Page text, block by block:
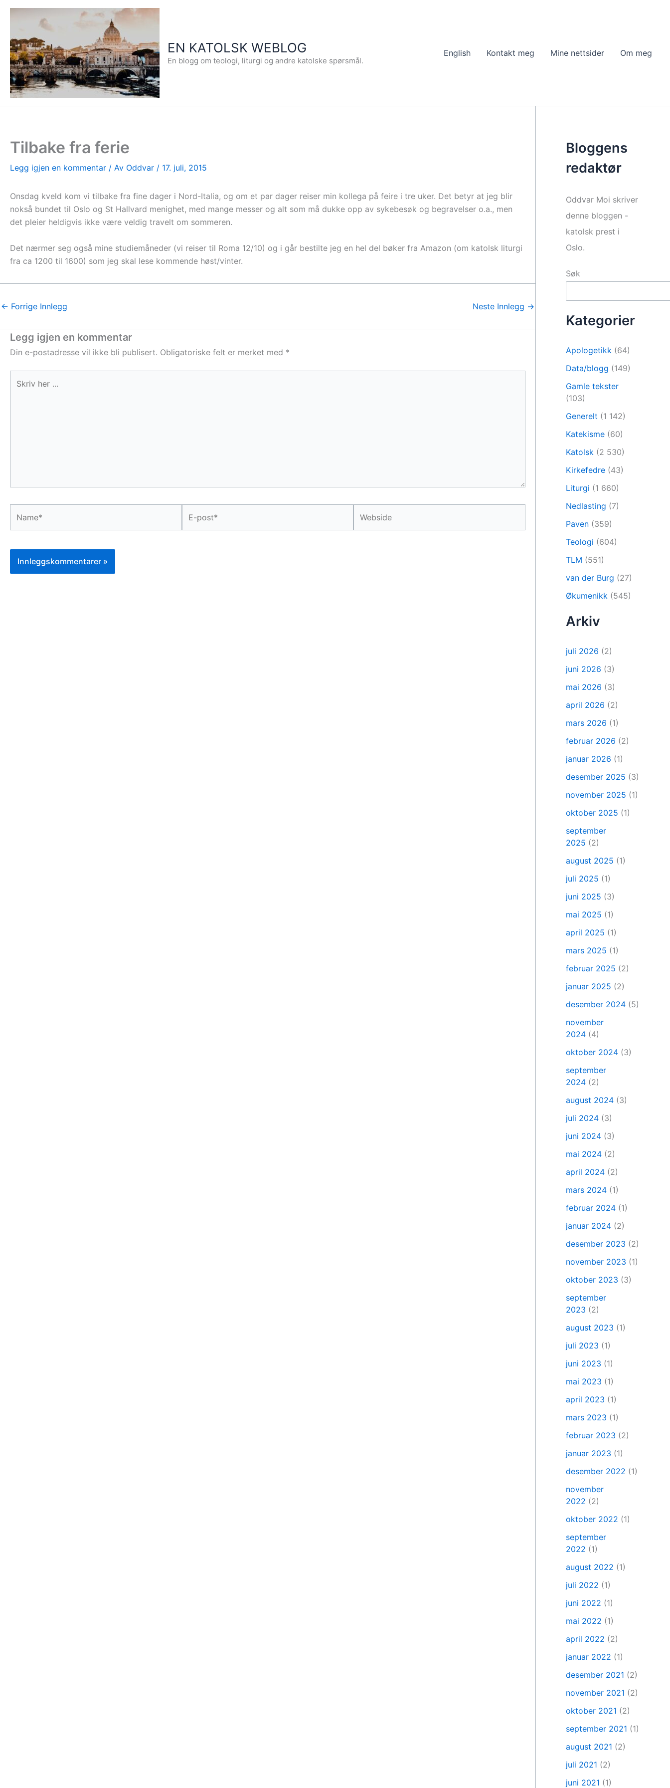
Hopp
innholdet
EN KATOLSK WEBLOG
En blogg om teologi, liturgi og andre katolske spørsmål.
English Kontakt meg Mine nettsider Om meg
Tilbake fra ferie
Legg igjen en kommentar / Av Oddvar / 17. juli, 2015
Onsdag kveld kom vi tilbake fra fine dager i Nord-Italia, og om et par dager reiser min kollega på feire i tre uker. Det betyr at jeg blir
nokså bundet til Oslo og St Hallvard menighet, med mange messer og alt som må dukke opp av sykebesøk og begravelser o.a., men
det pleier heldigvis ikke være veldig travelt om sommeren.
Det nærmer seg også mine studiemåneder (vi reiser til Roma 12/10) og i går bestilte jeg en hel del bøker fra Amazon (om katolsk liturgi
fra ca 1200 til 1600) som jeg skal lese kommende høst/vinter.
← Forrige Innlegg Neste Innlegg →
Legg igjen en kommentar
Din e-postadresse vil ikke bli publisert. Obligatoriske felt er merket med *
her
post*
Bloggens
redaktør
Oddvar Moi skriver
denne bloggen -
katolsk prest i
Oslo.
Søk
Kategorier
Apologetikk (64)
Data/blogg (149)
Gamle tekster
(103)
Generelt (1 142)
Katekisme (60)
Katolsk (2 530)
Kirkefedre (43)
Liturgi (1 660)
Nedlasting (7)
Paven (359)
Teologi (604)
TLM (551)
van der Burg (27)
Økumenikk (545)
Arkiv
juli 2026 (2)
juni 2026 (3)
mai 2026 (3)
april 2026 (2)
mars 2026 (1)
februar 2026 (2)
januar 2026 (1)
desember 2025 (3)
november 2025 (1)
oktober 2025 (1)
september
2025 (2)
august 2025 (1)
juli 2025 (1)
juni 2025 (3)
mai 2025 (1)
april 2025 (1)
mars 2025 (1)
februar 2025 (2)
januar 2025 (2)
desember 2024 (5)
november
2024 (4)
oktober 2024 (3)
september
2024 (2)
august 2024 (3)
juli 2024 (3)
juni 2024 (3)
mai 2024 (2)
april 2024 (2)
mars 2024 (1)
februar 2024 (1)
januar 2024 (2)
desember 2023 (2)
november 2023 (1)
oktober 2023 (3)
september
2023 (2)
august 2023 (1)
juli 2023 (1)
juni 2023 (1)
mai 2023 (1)
april 2023 (1)
mars 2023 (1)
februar 2023 (2)
januar 2023 (1)
desember 2022 (1)
november
2022 (2)
oktober 2022 (1)
september
2022 (1)
august 2022 (1)
juli 2022 (1)
juni 2022 (1)
mai 2022 (1)
april 2022 (2)
januar 2022 (1)
desember 2021 (2)
november 2021 (2)
oktober 2021 (2)
september 2021 (1)
august 2021 (2)
juli 2021 (2)
juni 2021 (1)